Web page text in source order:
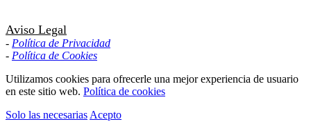
Aviso Legal
- Política de Privacidad
- Política de Cookies
Utilizamos cookies para ofrecerle una mejor experiencia de usuario
en este sitio web. Política de cookies
Solo las necesarias Acepto